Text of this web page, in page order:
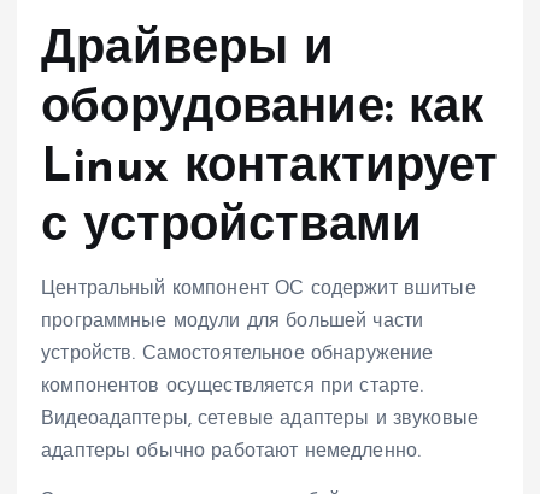
Драйверы и
оборудование: как
Linux контактирует
с устройствами
Центральный компонент ОС содержит вшитые
программные модули для большей части
устройств. Самостоятельное обнаружение
компонентов осуществляется при старте.
Видеоадаптеры, сетевые адаптеры и звуковые
адаптеры обычно работают немедленно.